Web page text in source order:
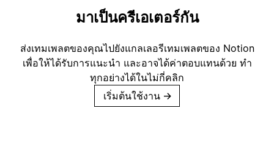
มาเป็นครีเอเตอร์กัน
ส่งเทมเพลตของคุณไปยังแกลเลอรีเทมเพลตของ Notion
เพื่อให้ได้รับการแนะนำ และอาจได้ค่าตอบแทนด้วย ทำ
ทุกอย่างได้ในไม่กี่คลิก
เริ่มต้นใช้งาน →